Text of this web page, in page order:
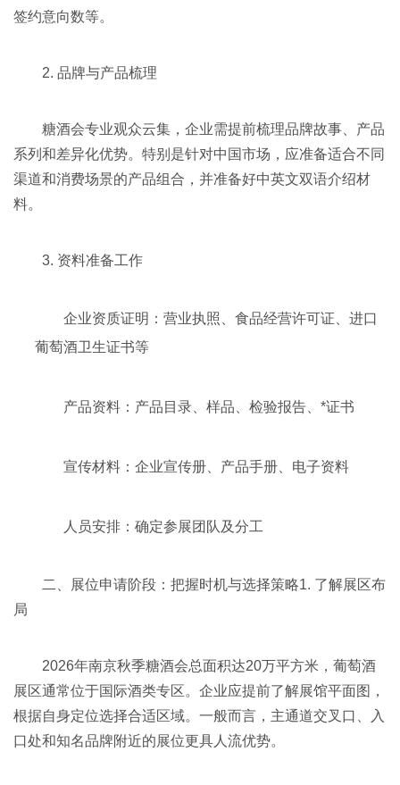
签约意向数等。
2. 品牌与产品梳理
糖酒会专业观众云集，企业需提前梳理品牌故事、产品
系列和差异化优势。特别是针对中国市场，应准备适合不同
渠道和消费场景的产品组合，并准备好中英文双语介绍材
料。
3. 资料准备工作
企业资质证明：营业执照、食品经营许可证、进口
葡萄酒卫生证书等
产品资料：产品目录、样品、检验报告、*证书
宣传材料：企业宣传册、产品手册、电子资料
人员安排：确定参展团队及分工
二、展位申请阶段：把握时机与选择策略1. 了解展区布
局
2026年南京秋季糖酒会总面积达20万平方米，葡萄酒
展区通常位于国际酒类专区。企业应提前了解展馆平面图，
根据自身定位选择合适区域。一般而言，主通道交叉口、入
口处和知名品牌附近的展位更具人流优势。